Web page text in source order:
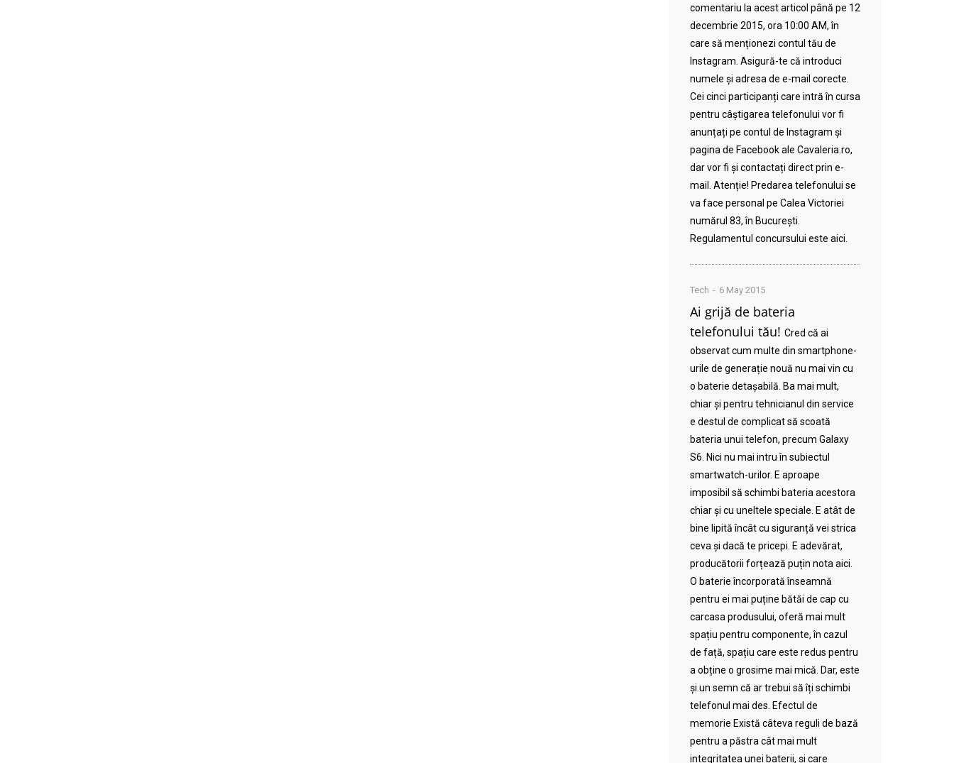
comentariu la acest articol până pe 12
decembrie 2015, ora 10:00 AM, în
care să menționezi contul tău de
Instagram. Asigură-te că introduci
numele și adresa de e-mail corecte.
Cei cinci participanți care intră în cursa
pentru câștigarea telefonului vor fi
anunțați pe contul de Instagram și
pagina de Facebook ale Cavaleria.ro,
dar vor fi și contactați direct prin e-
mail. Atenție! Predarea telefonului se
va face personal pe Calea Victoriei
numărul 83, în București.
Regulamentul concursului este aici.
Tech 6 May 2015
Ai grijă de bateria
telefonului tău! Cred că ai
observat cum multe din smartphone-
urile de generație nouă nu mai vin cu
o baterie detașabilă. Ba mai mult,
chiar și pentru tehnicianul din service
e destul de complicat să scoată
bateria unui telefon, precum Galaxy
S6. Nici nu mai intru în subiectul
smartwatch-urilor. E aproape
imposibil să schimbi bateria acestora
chiar și cu uneltele speciale. E atât de
bine lipită încât cu siguranță vei strica
ceva și dacă te pricepi. E adevărat,
producătorii forțează puțin nota aici.
O baterie încorporată înseamnă
pentru ei mai puține bătăi de cap cu
carcasa produsului, oferă mai mult
spațiu pentru componente, în cazul
de față, spațiu care este redus pentru
a obține o grosime mai mică. Dar, este
și un semn că ar trebui să îți schimbi
telefonul mai des. Efectul de
memorie Există câteva reguli de bază
pentru a păstra cât mai mult
integritatea unei baterii, și care